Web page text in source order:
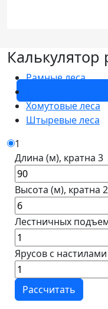
Калькулятор
Рамные леса
Хомутовые леса
Штыревые леса
1
Длина (м), кратна 3
Высота (м), кратна 2
Лестничных
Ярусов с настилами